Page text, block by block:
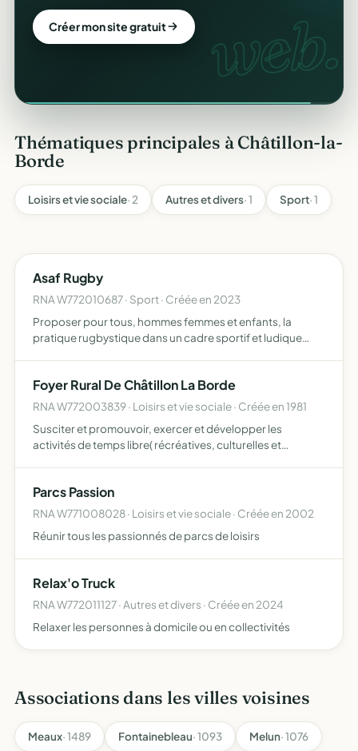
web.
Créer mon site gratuit
Thématiques principales à Châtillon-la-
Borde
Loisirs et vie sociale· 2 Autres et divers· 1 Sport· 1
Asaf Rugby
RNA W772010687 · Sport · Créée en 2023
Proposer pour tous, hommes femmes et enfants, la
pratique rugbystique dans un cadre sportif et ludique
Foyer Rural De Châtillon La Borde
RNA W772003839 · Loisirs et vie sociale · Créée en 1981
Susciter et promouvoir, exercer et développer les
activités de temps libre( récréatives, culturelles et
Parcs Passion
RNA W771008028 · Loisirs et vie sociale · Créée en 2002
Réunir tous les passionnés de parcs de loisirs
Relax'o Truck
RNA W772011127 · Autres et divers · Créée en 2024
Relaxer les personnes à domicile ou en collectivités
Associations dans les villes voisines
Meaux· 1489 Fontainebleau· 1093 Melun· 1076